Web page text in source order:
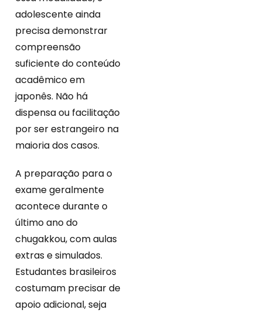
adolescente ainda
precisa demonstrar
compreensão
suficiente do conteúdo
acadêmico em
japonês. Não há
dispensa ou facilitação
por ser estrangeiro na
maioria dos casos.
A preparação para o
exame geralmente
acontece durante o
último ano do
chugakkou, com aulas
extras e simulados.
Estudantes brasileiros
costumam precisar de
apoio adicional, seja